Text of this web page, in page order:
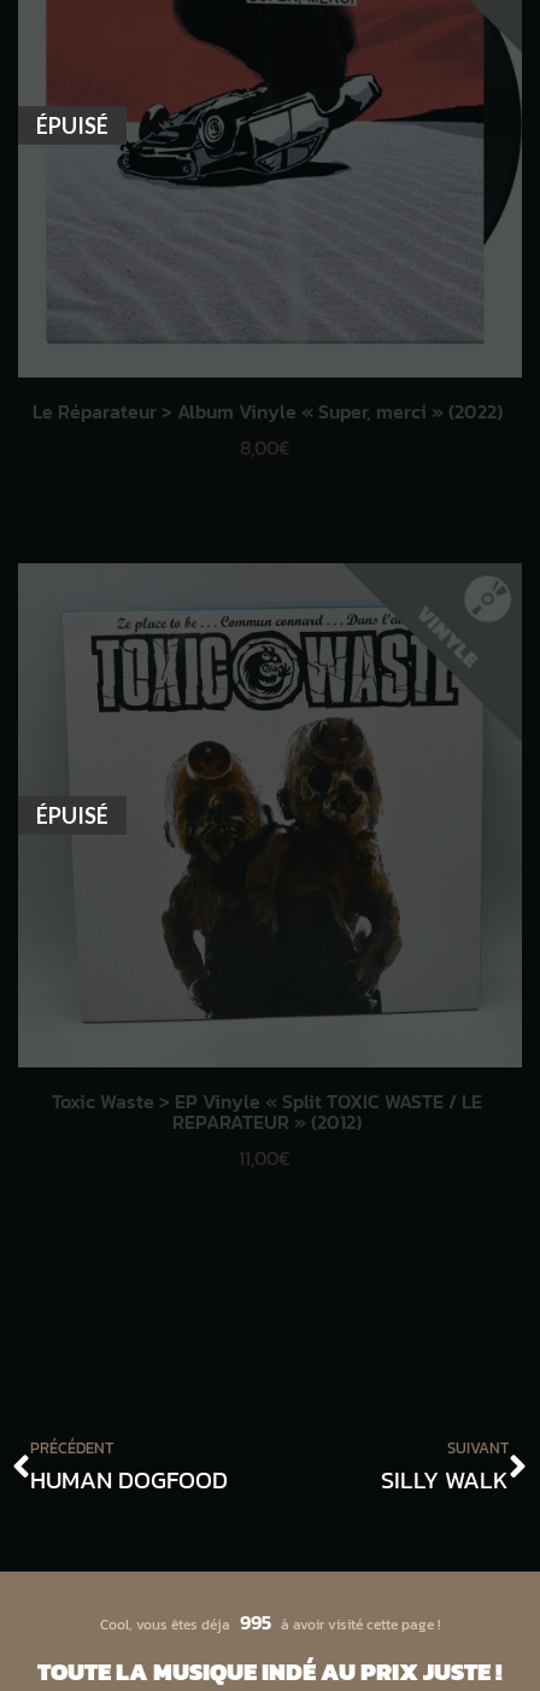
ÉPUISÉ
Le Réparateur > Album Vinyle « Super, merci » (2022)
8,00€
ÉPUISÉ
Toxic Waste > EP Vinyle « Split TOXIC WASTE / LE
REPARATEUR » (2012)
11,00€
PRÉCÉDENT
HUMAN DOGFOOD
SUIVANT
SILLY WALK
Cool, vous êtes déja 995 à avoir visité cette page !
TOUTE LA MUSIQUE INDÉ AU PRIX JUSTE !